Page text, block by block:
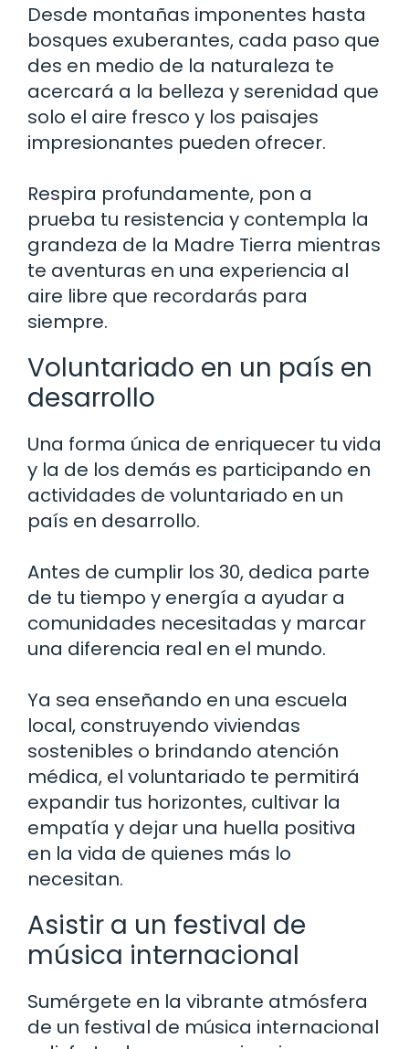
Desde montañas imponentes hasta
bosques exuberantes, cada paso que
des en medio de la naturaleza te
acercará a la belleza y serenidad que
solo el aire fresco y los paisajes
impresionantes pueden ofrecer.
Respira profundamente, pon a
prueba tu resistencia y contempla la
grandeza de la Madre Tierra mientras
te aventuras en una experiencia al
aire libre que recordarás para
siempre.
Voluntariado en un país en
desarrollo
Una forma única de enriquecer tu vida
y la de los demás es participando en
actividades de voluntariado en un
país en desarrollo.
Antes de cumplir los 30, dedica parte
de tu tiempo y energía a ayudar a
comunidades necesitadas y marcar
una diferencia real en el mundo.
Ya sea enseñando en una escuela
local, construyendo viviendas
sostenibles o brindando atención
médica, el voluntariado te permitirá
expandir tus horizontes, cultivar la
empatía y dejar una huella positiva
en la vida de quienes más lo
necesitan.
Asistir a un festival de
música internacional
Sumérgete en la vibrante atmósfera
de un festival de música internacional